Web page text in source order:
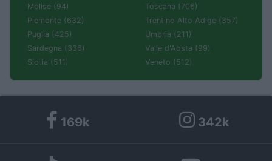
Molise (94)
Piemonte (632)
Puglia (425)
Sardegna (336)
Sicilia (511)
Toscana (706)
Trentino Alto Adige (357)
Umbria (211)
Valle d'Aosta (99)
Veneto (512)
169k 342k